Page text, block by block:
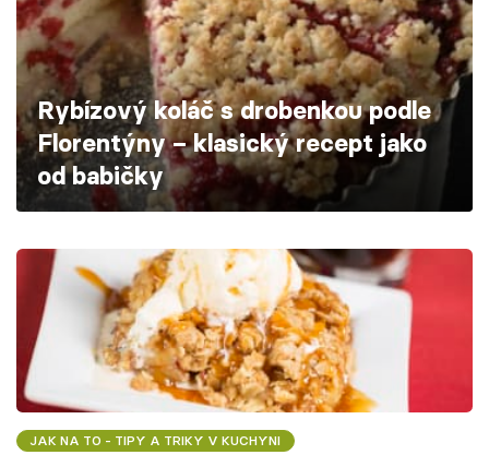
Škola vaření
Recepty z TV
Speciál: Cuketa
Těhotnej kuchař
Přihlášení
Sledujte nás
Rybízový koláč s drobenkou podle
Florentýny – klasický recept jako
od babičky
JAK NA TO - TIPY A TRIKY V KUCHYNI